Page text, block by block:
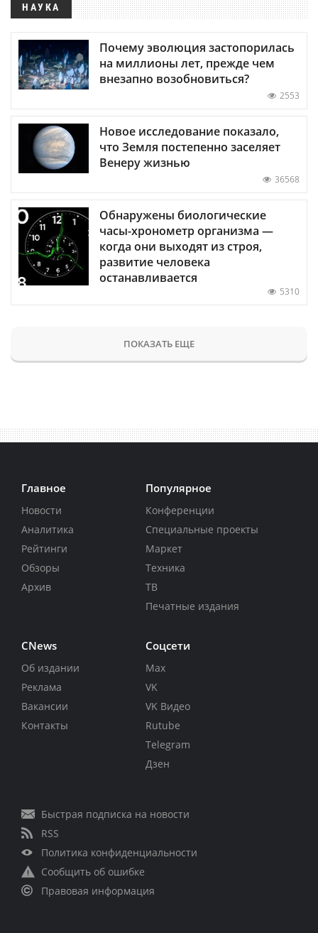
НАУКА
Почему эволюция застопорилась
на миллионы лет, прежде чем
внезапно возобновиться?
2553
Новое исследование показало,
что Земля постепенно заселяет
Венеру жизнью
36568
Обнаружены биологические
часы-хронометр организма —
когда они выходят из строя,
развитие человека
останавливается
5310
ПОКАЗАТЬ ЕЩЕ
Главное
Новости
Аналитика
Рейтинги
Обзоры
Архив
Популярное
Конференции
Специальные проекты
Маркет
Техника
ТВ
Печатные издания
CNews
Об издании
Реклама
Вакансии
Контакты
Соцсети
Max
VK
VK Видео
Rutube
Telegram
Дзен
Быстрая подписка на новости
RSS
Политика конфиденциальности
Сообщить об ошибке
Правовая информация